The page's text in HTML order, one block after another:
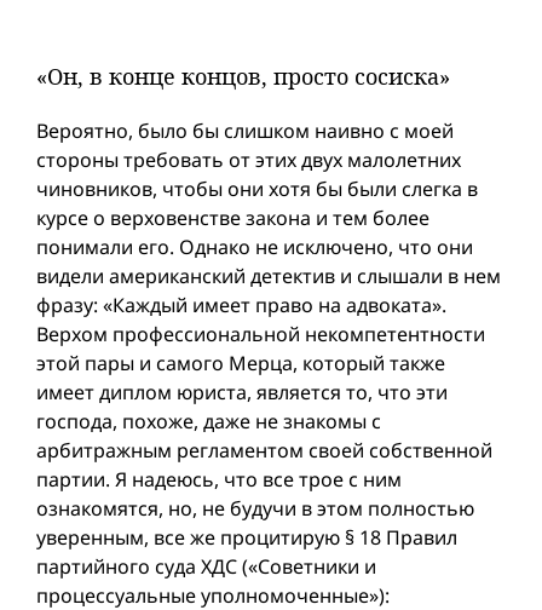
«Он, в конце концов, просто сосиска»
Вероятно, было бы слишком наивно с моей
стороны требовать от этих двух малолетних
чиновников, чтобы они хотя бы были слегка в
курсе о верховенстве закона и тем более
понимали его. Однако не исключено, что они
видели американский детектив и слышали в нем
фразу: «Каждый имеет право на адвоката».
Верхом профессиональной некомпетентности
этой пары и самого Мерца, который также
имеет диплом юриста, является то, что эти
господа, похоже, даже не знакомы с
арбитражным регламентом своей собственной
партии. Я надеюсь, что все трое с ним
ознакомятся, но, не будучи в этом полностью
уверенным, всe же процитирую § 18 Правил
партийного суда ХДС («Советники и
процессуальные уполномоченные»):